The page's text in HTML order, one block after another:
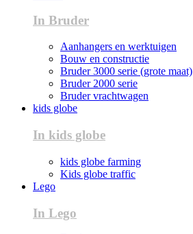
In Bruder
Aanhangers en werktuigen
Bouw en constructie
Bruder 3000 serie (grote maat)
Bruder 2000 serie
Bruder vrachtwagen
kids globe
In kids globe
kids globe farming
Kids globe traffic
Lego
In Lego